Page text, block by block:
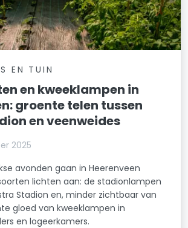
EN TUIN
en kweeklampen in
groente telen tussen
en veenweides
2025
avonden gaan in Heerenveen
lichten aan: de stadionlampen
Stadion en, minder zichtbaar van
gloed van kweeklampen in
en logeerkamers.